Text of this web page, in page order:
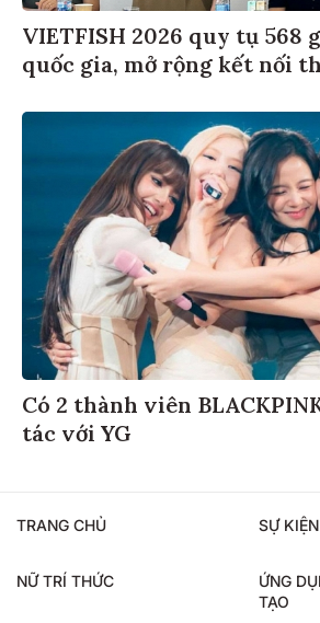
VIETFISH 2026 quy tụ 568
quốc gia, mở rộng kết nối
Có 2 thành viên
tác với YG
TRANG CHỦ SỰ KIỆN
NỮ TRÍ THỨC
ỨNG
TẠO